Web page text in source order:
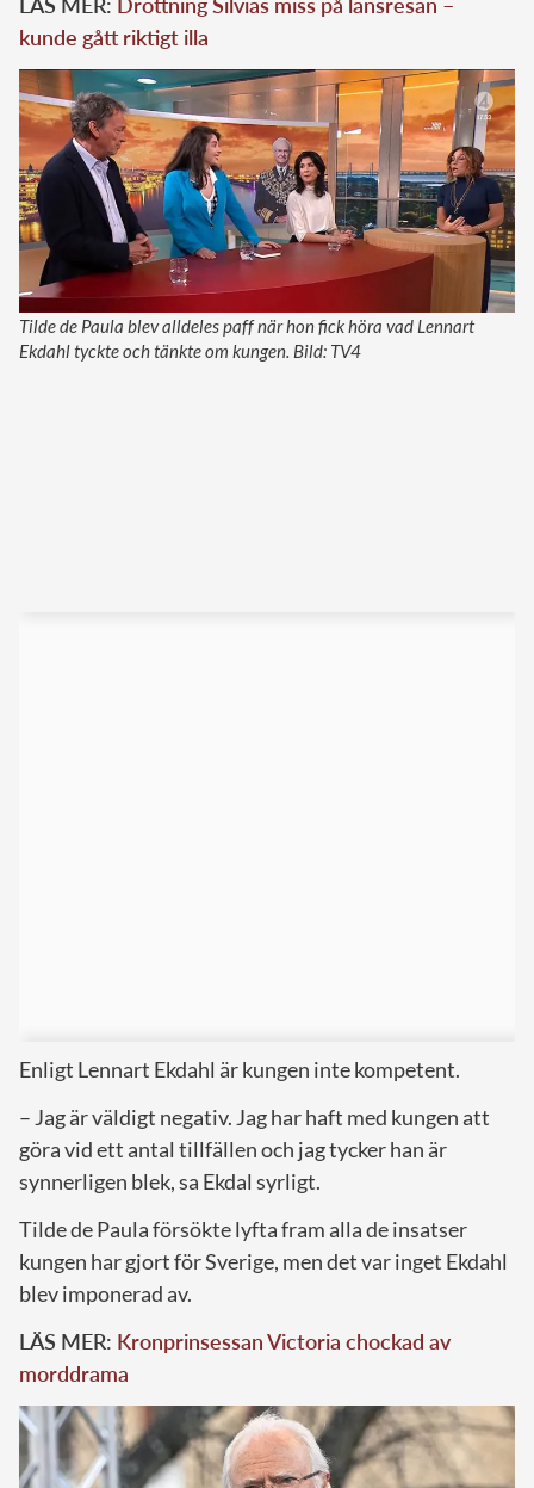
LÄS MER: Drottning Silvias miss på länsresan –
kunde gått riktigt illa
Tilde de Paula blev alldeles paff när hon fick höra vad Lennart
Ekdahl tyckte och tänkte om kungen. Bild: TV4
Enligt Lennart Ekdahl är kungen inte kompetent.
– Jag är väldigt negativ. Jag har haft med kungen att
göra vid ett antal tillfällen och jag tycker han är
synnerligen blek, sa Ekdal syrligt.
Tilde de Paula försökte lyfta fram alla de insatser
kungen har gjort för Sverige, men det var inget Ekdahl
blev imponerad av.
LÄS MER: Kronprinsessan Victoria chockad av
morddrama